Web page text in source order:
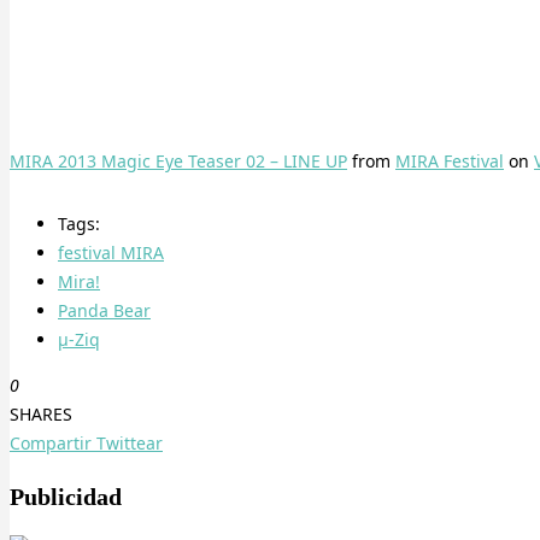
MIRA 2013 Magic Eye Teaser 02 – LINE UP from MIRA Festival on
Tags:
festival MIRA
Mira!
Panda Bear
µ-Ziq
0
SHARES
Compartir Twittear
Publicidad